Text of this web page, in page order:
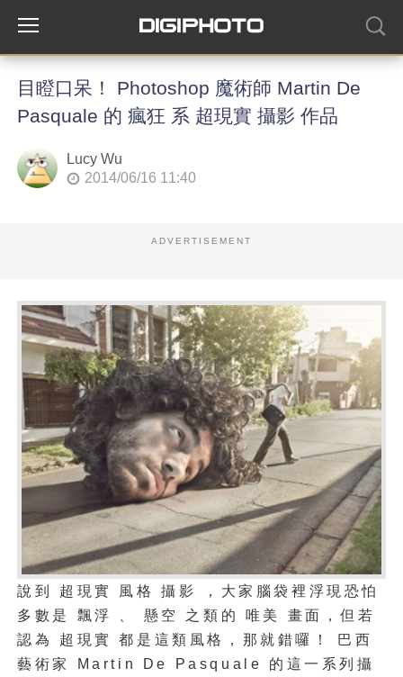
目瞪口呆！ Photoshop 魔術師 Martin De
Pasquale 的 瘋狂 系 超現實 攝影 作品
Lucy Wu
2014/06/16 11:40
ADVERTISEMENT
說到 超現實 風格 攝影 ，大家腦袋裡浮現恐怕
多數是 飄浮 、 懸空 之類的 唯美 畫面，但若
認為 超現實 都是這類風格，那就錯囉！ 巴西
藝術家
Martin De Pasquale 的這一系列攝